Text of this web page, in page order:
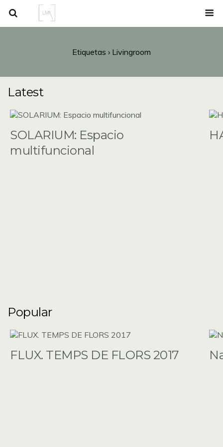
Etiquetas › Livingroom
Latest
SOLARIUM: Espacio
multifuncional
Popular
FLUX. TEMPS DE FLORS 2017